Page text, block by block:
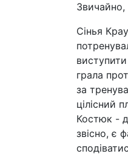
Звичайно,
Сінья
грала
за
цілісний
Костюк -
звісно, є